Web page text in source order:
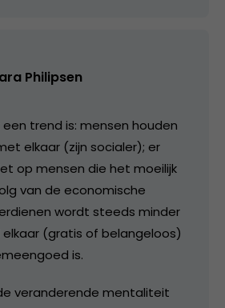
Philipsen
trend is: mensen houden
elkaar (zijn socialer); er
op mensen die het moeilijk
van de economische
wordt steeds minder
elkaar (gratis of belangeloos)
is.
veranderende mentaliteit